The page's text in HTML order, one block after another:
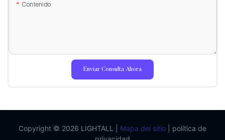
Contenido
Enviar Consulta Ahora
Copyright © 2026 LIGHTALL | Mapa del sitio
política de